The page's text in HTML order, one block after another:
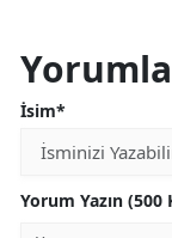
İsim*
Yorum Yazın